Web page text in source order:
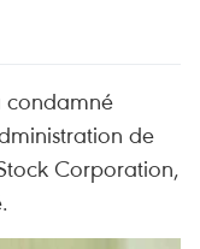
condamné
de
Corporation,